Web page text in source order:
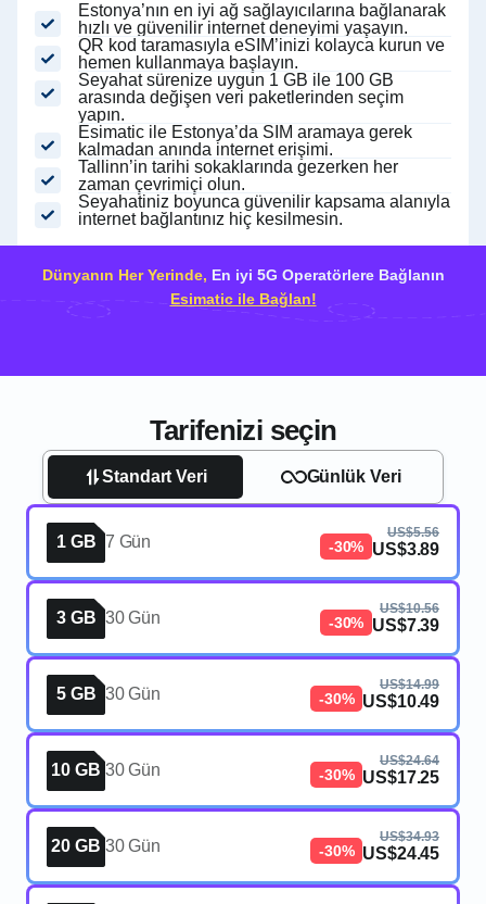
Estonya’nın en iyi ağ sağlayıcılarına bağlanarak
hızlı ve güvenilir internet deneyimi yaşayın.
QR kod taramasıyla eSIM’inizi kolayca kurun ve
hemen kullanmaya başlayın.
Seyahat sürenize uygun 1 GB ile 100 GB
arasında değişen veri paketlerinden seçim
yapın.
Esimatic ile Estonya’da SIM aramaya gerek
kalmadan anında internet erişimi.
Tallinn’in tarihi sokaklarında gezerken her
zaman çevrimiçi olun.
Seyahatiniz boyunca güvenilir kapsama alanıyla
internet bağlantınız hiç kesilmesin.
Dünyanın Her Yerinde, En iyi 5G Operatörlere Bağlanın
Esimatic ile Bağlan!
Tarifenizi seçin
Standart Veri Günlük Veri
1 GB 7 Gün -30%
US$5.56
US$3.89
3 GB 30 Gün -30%
US$10.56
US$7.39
5 GB 30 Gün -30%
US$14.99
US$10.49
10 GB 30 Gün -30%
US$24.64
US$17.25
20 GB 30 Gün -30%
US$34.93
US$24.45